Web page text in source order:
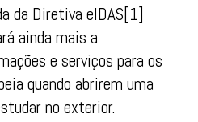
da Diretiva eIDAS[1]
ainda mais a
e serviços para os
quando abrirem uma
no exterior.